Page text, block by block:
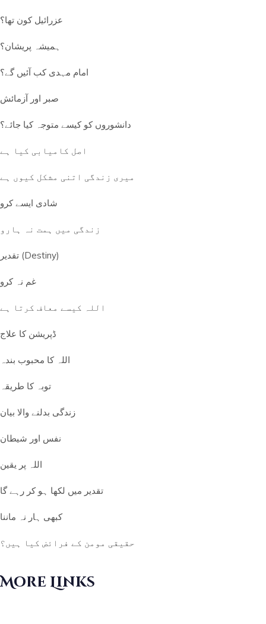
عزرائیل کون تھا؟
ہمیشہ پریشان؟
امام مہدی کب آئیں گے؟
صبر اور آزمائش
دانشوروں کو کیسے متوجہ کیا جائے؟
اصل کامیابی کیا ہے
میری زندگی اتنی مشکل کیوں ہے
شادی ایسے کرو
زندگی میں ہمت نہ ہارو
تقدیر (Destiny)
غم نہ کرو
اللہ کیسے معاف کرتا ہے
ڈپریشن کا علاج
اللہ کا محبوب بندہ
توبہ کا طریقہ
زندگی بدلنے والا بیان
نفس اور شیطان
اللہ پر یقین
تقدیر میں لکھا ہو کر رہے گا
کبھی ہار نہ ماننا
حقیقی مومن کے فرائض کیا ہیں؟
More Links